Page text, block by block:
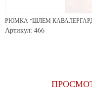
РЮМКА "ШЛЕМ
Артикул: 466